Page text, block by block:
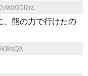
ID:/WzODl2rz.
、熊の力で行けたの